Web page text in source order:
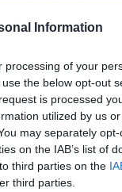
Information
processing of your
the below opt-out
is processed
utilized by us
may separately
on the IAB’s list of
third parties on the
third parties.
forme di
corsi di